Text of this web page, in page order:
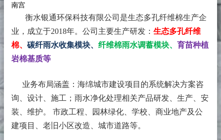
南宫
衡水银通环保科技有限公司是生态多孔纤维棉生产企
业，成立于2018年。 公司主要生产研发： 生态多孔纤维
棉、 碳纤雨水收集模块、 纤维棉雨水调蓄模块、 育苗种植
岩棉基质等
业务布局涵盖：海绵城市建设项目的系统解决方案咨
询、设计、施工；雨水净化处理相关产品研发、生产、安
装、维护。 市政工程、园林绿化、学校、商业地产及公
建项目、老旧小区改造、城市道路等。